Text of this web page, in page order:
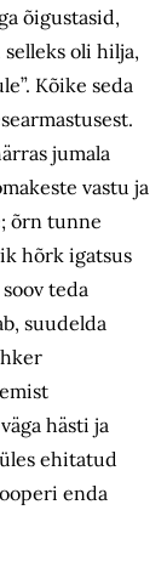
õigustasid,
selleks oli hilja,
Kõike seda
jumala
vastu ja
õrn tunne
hõrk igatsus
teda
suudelda
hästi ja
ehitatud
enda